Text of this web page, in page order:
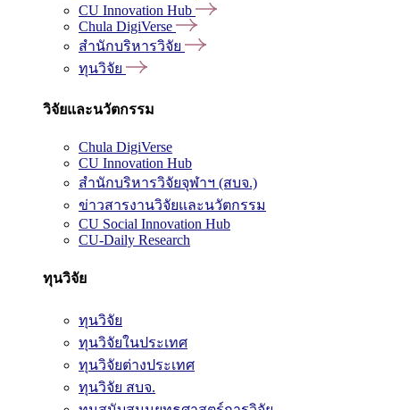
CU Innovation Hub
Chula DigiVerse
สำนักบริหารวิจัย
ทุนวิจัย
วิจัยและนวัตกรรม
Chula DigiVerse
CU Innovation Hub
สำนักบริหารวิจัยจุฬาฯ (สบจ.)
ข่าวสารงานวิจัยและนวัตกรรม
CU Social Innovation Hub
CU-Daily Research
ทุนวิจัย
ทุนวิจัย
ทุนวิจัยในประเทศ
ทุนวิจัยต่างประเทศ
ทุนวิจัย สบจ.